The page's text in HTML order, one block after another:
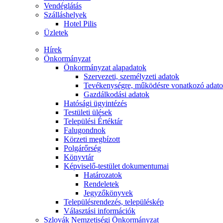
Vendéglátás
Szálláshelyek
Hotel Pilis
Üzletek
Hírek
Önkormányzat
Önkormányzat alapadatok
Szervezeti, személyzeti adatok
Tevékenységre, működésre vonatkozó
Gazdálkodási adatok
Hatósági ügyintézés
Testületi ülések
Települési Értéktár
Falugondnok
Körzeti megbízott
Polgárőrség
Könyvtár
Képviselő-testület dokumentumai
Határozatok
Rendeletek
Jegyzőkönyvek
Településrendezés, településkép
Választási információk
Szlovák Nemzetiségi Önkormányzat